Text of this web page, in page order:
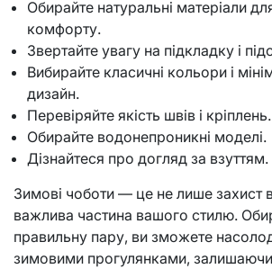
Обирайте натуральні матеріали
комфорту.
Звертайте увагу на підкладку і
Вибирайте класичні кольори і
дизайн.
Перевіряйте якість швів і кріплень.
Обирайте водонепроникні моделі.
Дізнайтеся про догляд за взуттям.
Зимові чоботи — це не лише захист
важлива частина вашого стилю.
правильну пару, ви зможете
зимовими прогулянками,